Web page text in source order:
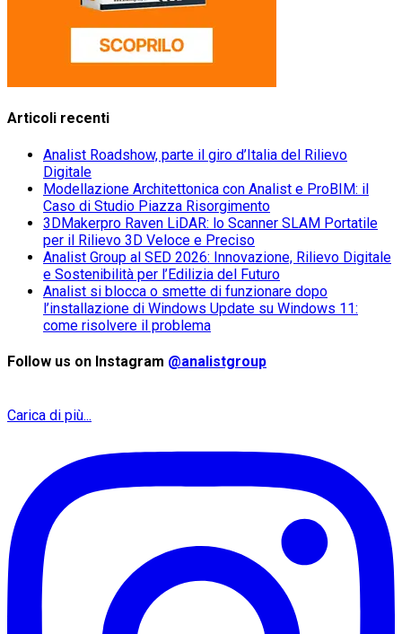
Articoli recenti
Analist Roadshow, parte il giro d’Italia del Rilievo
Digitale
Modellazione Architettonica con Analist e ProBIM: il
Caso di Studio Piazza Risorgimento
3DMakerpro Raven LiDAR: lo Scanner SLAM Portatile
per il Rilievo 3D Veloce e Preciso
Analist Group al SED 2026: Innovazione, Rilievo Digitale
e Sostenibilità per l’Edilizia del Futuro
Analist si blocca o smette di funzionare dopo
l’installazione di Windows Update su Windows 11:
come risolvere il problema
Follow us on Instagram @analistgroup
Carica di più...